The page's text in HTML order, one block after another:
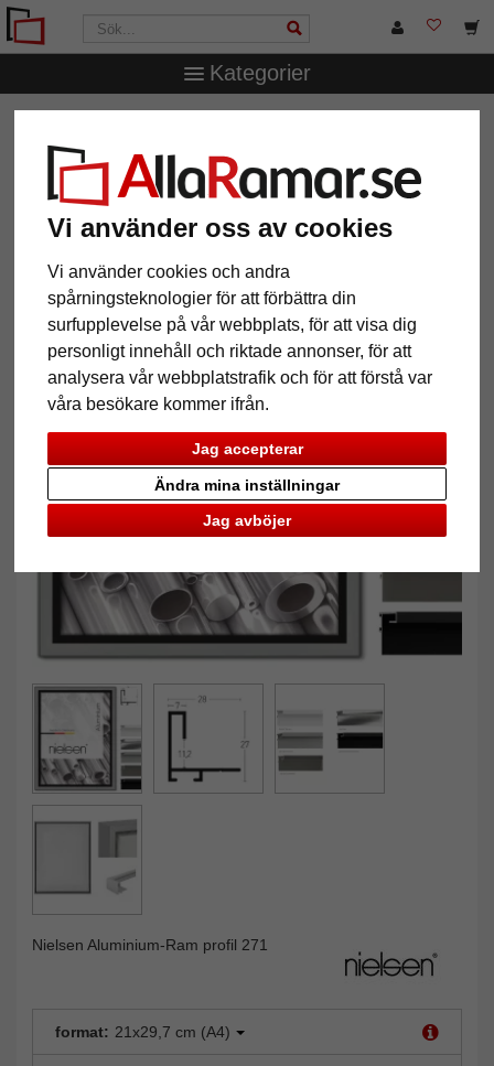
Vi använder oss av cookies
Vi använder cookies och andra
spårningsteknologier för att förbättra din
surfupplevelse på vår webbplats, för att visa dig
personligt innehåll och riktade annonser, för att
analysera vår webbplatstrafik och för att förstå var
våra besökare kommer ifrån.
Jag accepterar
Jag avböjer
Ändra mina inställningar
Kategorier
Skuggfogsram profil 271
Skuggfogsram profil 271
Tillbaka
Nielsen Aluminium-Ram profil 271
format: 21x29,7 cm (A4)